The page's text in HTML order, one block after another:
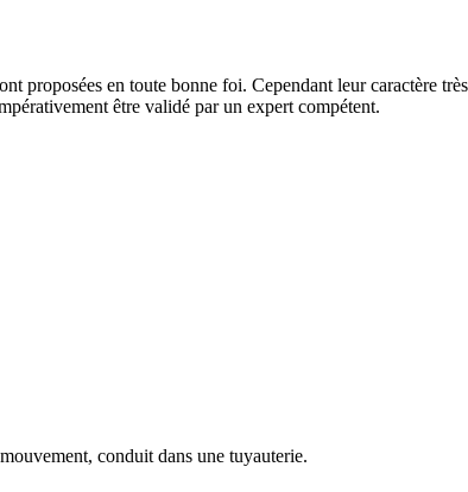
proposées en toute bonne foi. Cependant leur caractère
être validé par un expert compétent.
conduit dans une tuyauterie.